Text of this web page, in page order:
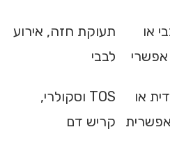
או
תעוקת חזה, אירוע
לבבי
או
TOS וסקולרי,
קריש דם